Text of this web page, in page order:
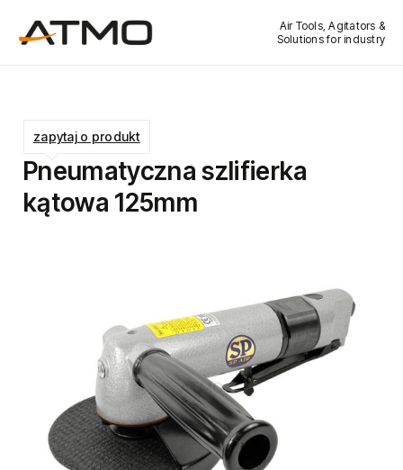
Air Tools, Agitators &
Solutions for industry
Pneumatyczna szlifierka
kątowa 125mm
zapytaj o produkt